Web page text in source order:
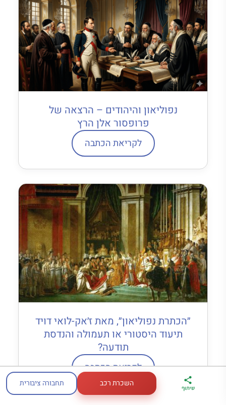
נפוליאון והיהודים – הרצאה של
פרופסור אלן הרץ
לקריאת הכתבה
״הכתרת נפוליאון״, מאת ז׳אק-לואי דויד
תיעוד היסטורי או תעמולה והנדסת
תודעה?
לקריאת הכתבה
ארגז הכלים שלי
לטיול בצרפת
מדריך פריז
במתנה
דברו
איתי בווטסאפ
שיתוף השכרת רכב תחבורה ציבורית